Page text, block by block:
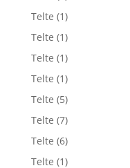
Telte (1)
Telte (1)
Telte (1)
Telte (1)
Telte (5)
Telte (7)
Telte (6)
Telte (1)